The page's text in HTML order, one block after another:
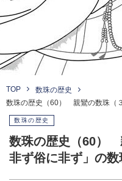
TOP
数珠の歴史
数珠の歴史（60） 親鸞の数珠（
数珠の歴史
数珠の歴史（60）
非ず俗に非ず」の